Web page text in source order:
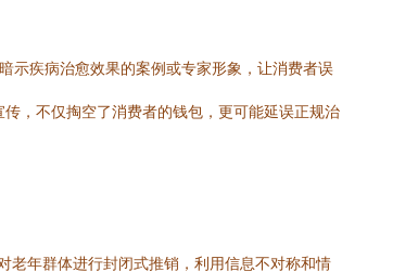
示疾病治愈效果的案例或专家形象，让消费者误
，不仅掏空了消费者的钱包，更可能延误正规治
老年群体进行封闭式推销，利用信息不对称和情